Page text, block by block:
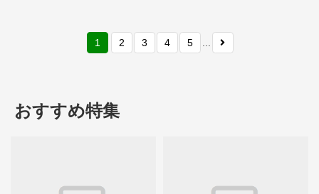
1 2 3 4 5
おすすめ特集